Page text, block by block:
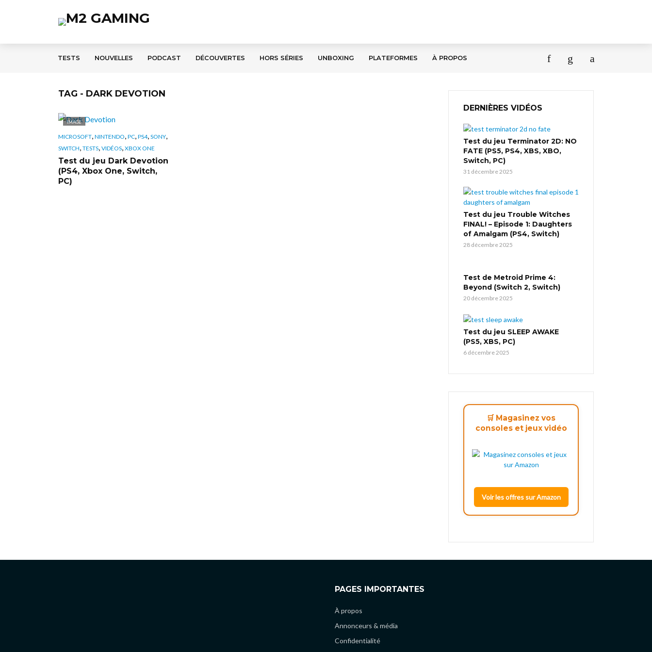
TESTS NOUVELLES PODCAST DÉCOUVERTES HORS SÉRIES UNBOXING PLATEFORMES À PROPOS
TAG - DARK DEVOTION
IMAGE
MICROSOFT, NINTENDO, PC, PS4, SONY,
SWITCH, TESTS, VIDÉOS, XBOX ONE
Test du jeu Dark Devotion
(PS4, Xbox One, Switch,
PC)
DERNIÈRES VIDÉOS
Test du jeu Terminator 2D: NO
FATE (PS5, PS4, XBS, XBO,
Switch, PC)
31 décembre 2025
Test du jeu Trouble Witches
FINAL! – Episode 1: Daughters
of Amalgam (PS4, Switch)
28 décembre 2025
Test de Metroid Prime 4:
Beyond (Switch 2, Switch)
20 décembre 2025
Test du jeu SLEEP AWAKE
(PS5, XBS, PC)
6 décembre 2025
🛒 Magasinez vos
consoles et jeux vidéo
Voir les offres sur Amazon
PAGES IMPORTANTES
À propos
Annonceurs & média
Confidentialité